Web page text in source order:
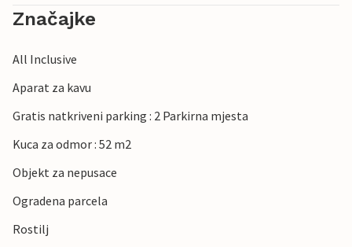
povijesnog grada Pule ili ljetovališta Medulin s prekrasnom
rivom.
Značajke
All Inclusive
Aparat za kavu
Gratis natkriveni parking : 2 Parkirna mjesta
Kuca za odmor : 52 m2
Objekt za nepusace
Ogradena parcela
Rostilj